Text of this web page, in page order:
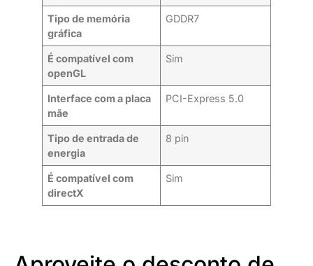
Tipo de memória
gráfica
GDDR7
É compatível com
openGL
Sim
Interface com a placa
mãe
PCI-Express 5.0
Tipo de entrada de
energia
8 pin
É compatível com
directX
Sim